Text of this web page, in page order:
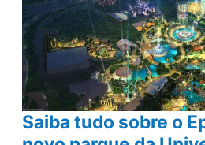
ingressos
para
parques
com
dois
dias
grátis
Saiba tudo sobre o